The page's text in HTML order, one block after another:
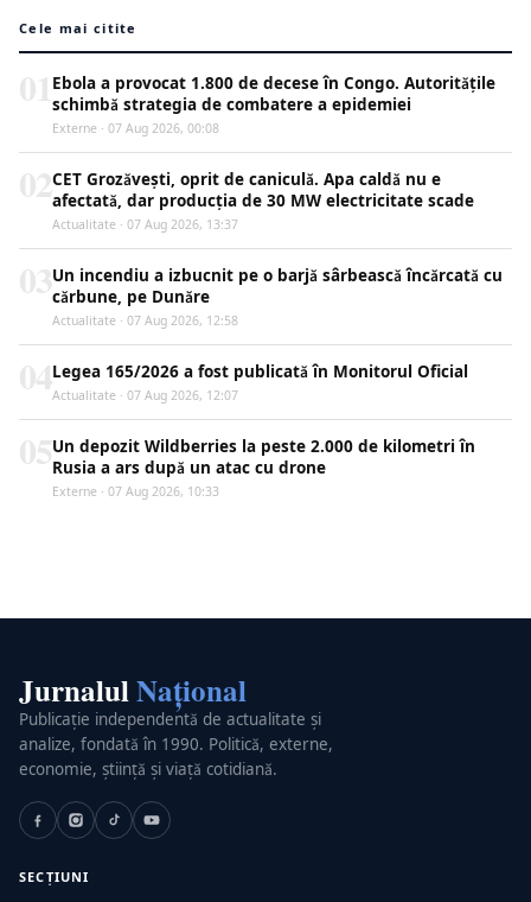
Cele mai citite
Ebola a provocat 1.800 de decese în Congo. Autoritățile
schimbă strategia de combatere a epidemiei
Externe · 07 Aug 2026, 00:08
CET Grozăvești, oprit de caniculă. Apa caldă nu e
afectată, dar producția de 30 MW electricitate scade
Actualitate · 07 Aug 2026, 13:37
Un incendiu a izbucnit pe o barjă sârbească încărcată cu
cărbune, pe Dunăre
Actualitate · 07 Aug 2026, 12:58
Legea 165/2026 a fost publicată în Monitorul Oficial
Actualitate · 07 Aug 2026, 12:07
Un depozit Wildberries la peste 2.000 de kilometri în
Rusia a ars după un atac cu drone
Externe · 07 Aug 2026, 10:33
JurnalulNațional
Publicație independentă de actualitate și
analize, fondată în 1990. Politică, externe,
economie, știință și viață cotidiană.
SECȚIUNI